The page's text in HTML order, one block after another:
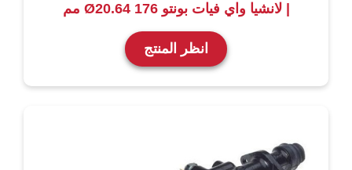
| لانشيا واي فيات بونتو 176 Ø20.64 مم
انظر المنتج